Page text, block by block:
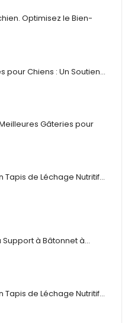
Optimisez le Bien-
pour Chiens : Un Soutien…
Gâteries pour
Tapis de Léchage Nutritif…
Support à Bâtonnet à…
Tapis de Léchage Nutritif…